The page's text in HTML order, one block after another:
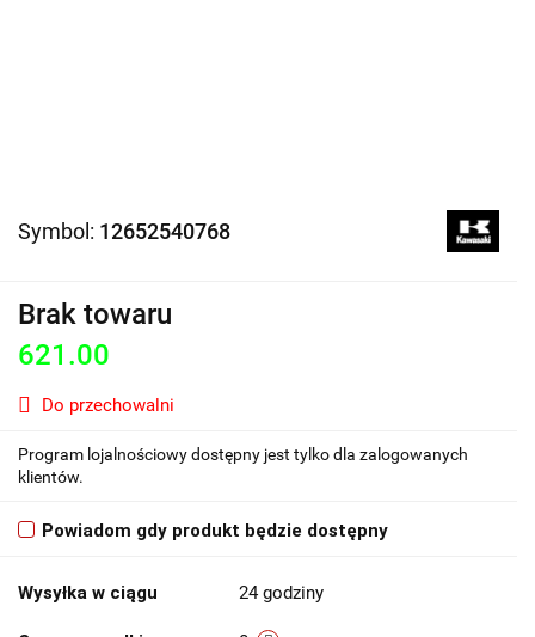
Symbol: 12652540768
Brak towaru
621.00
Do przechowalni
Program lojalnościowy dostępny jest tylko dla zalogowanych
klientów.
Powiadom gdy produkt będzie dostępny
Wysyłka w ciągu 24 godziny